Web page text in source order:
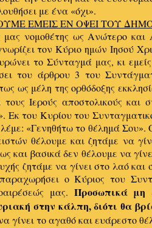
με ένα «όχι».
ΕΜΕΙΣ ΕΝ ΟΨΕΙ ΤΟΥ
μας νομοθέτης ως Ανώτερο
τον Κύριο ημών Ιησού
το Σύνταγμά μας, κι
του άρθρου 3 του
ως μέλη της ορθόδοξης
τους Ιερούς αποστολικούς και
Εκ του Κυρίου του
«Γενηθήτω το θέλημά
θέλουμε και ζητάμε να
και βασικά δεν θέλουμε να
ζητάμε να γίνει στο λαό
ο Κύριος του
μας. Προσωπικά μη
στην κάλπη, διότι θα
γίνει το αγαθό και ευάρεστο